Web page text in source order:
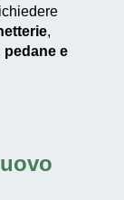
,
pedane e